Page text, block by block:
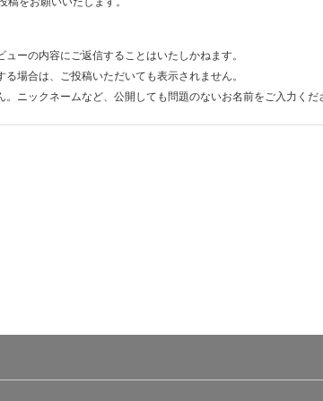
ューの内容にご返信することはいたしかねます。
場合は、ご投稿いただいても表示されません。
ニックネームなど、公開しても問題のないお名前をご入力くだ